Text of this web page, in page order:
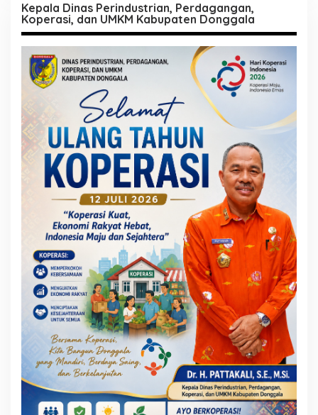
Kepala Dinas Perindustrian, Perdagangan,
Koperasi, dan UMKM Kabupaten Donggala